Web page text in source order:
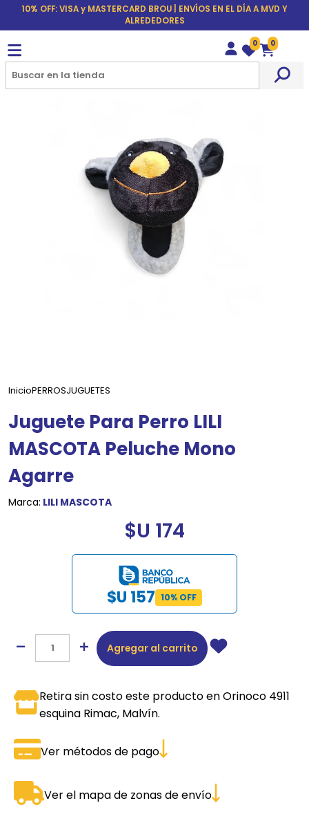
10% OFF: VISA y MASTERCARD BROU | ENVÍOS EN EL DÍA A MVD Y
ALREDEDORES
Wishlist
0
Carrito
0
InicioPERROSJUGUETES
Juguete Para Perro LILI
MASCOTA Peluche Mono
Agarre
Marca: LILI MASCOTA
$U 174
$U 157 10% OFF
Agregar al carrito
Retira sin costo este producto en Orinoco 4911
esquina Rimac, Malvín.
Ver métodos de pago
Ver el mapa de zonas de envío